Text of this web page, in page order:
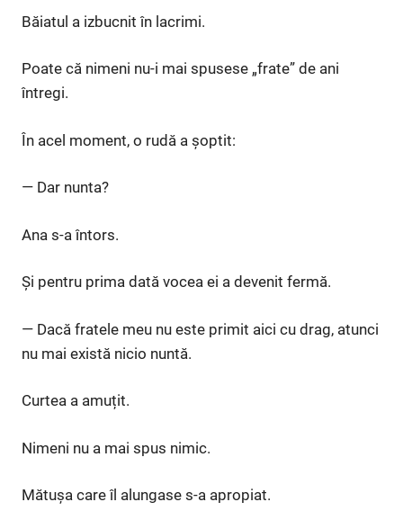
Băiatul a izbucnit în lacrimi.
Poate că nimeni nu-i mai spusese „frate” de ani
întregi.
În acel moment, o rudă a șoptit:
— Dar nunta?
Ana s-a întors.
Și pentru prima dată vocea ei a devenit fermă.
— Dacă fratele meu nu este primit aici cu drag, atunci
nu mai există nicio nuntă.
Curtea a amuțit.
Nimeni nu a mai spus nimic.
Mătușa care îl alungase s-a apropiat.